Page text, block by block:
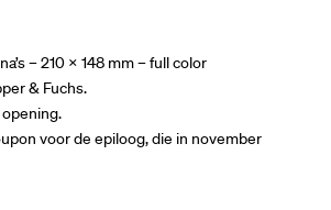
– 210 x 148 mm – full color
& Fuchs.
voor de epiloog, die in november